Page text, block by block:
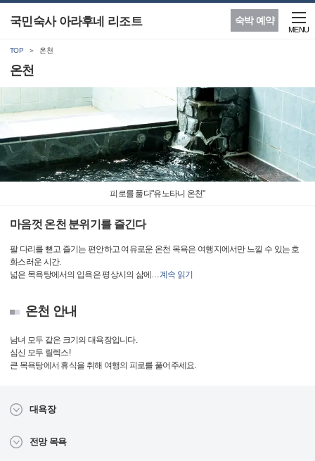
숙박 예약
국민숙사 아라후네 리조트
MENU
TOP 온천
온천
피로를 풀다"유노타니 온천"
마음껏 온천 분위기를 즐긴다
팔 다리를 뻗고 즐기는 편안하고 여유로운 온천 목욕은 여행지에서만 느낄 수 있는 호
화스러운 시간.
넓은 목욕탕에서의 입욕은 평상시의 삶에 …계속 읽기
온천 안내
남녀 모두 같은 크기의 대욕장입니다.
심신 모두 릴렉스!
큰 목욕탕에서 휴식을 취해 여행의 피로를 풀어주세요.
대욕장
전망 목욕